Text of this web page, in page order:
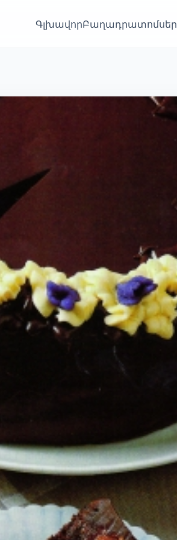
ԳլխավորԲաղադրատոմսեր